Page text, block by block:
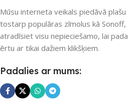
PIEEJAMS UZREIZ
Nē
SKAITS
Mūsu interneta veikals piedāvā
tostarp populāras zīmolus kā Sonoff,
atradīsiet visu nepieciešamo, lai
ērtu ar tikai dažiem klikšķiem.
Padalies ar mums: